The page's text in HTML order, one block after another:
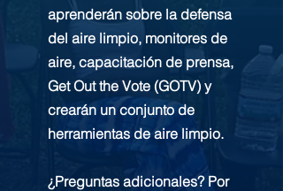
aprenderán sobre la defensa
del aire limpio, monitores de
aire, capacitación de prensa,
Get Out the Vote (GOTV) y
crearán un conjunto de
herramientas de aire limpio.
¿Preguntas adicionales? Por